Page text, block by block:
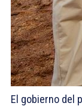
El gobierno del